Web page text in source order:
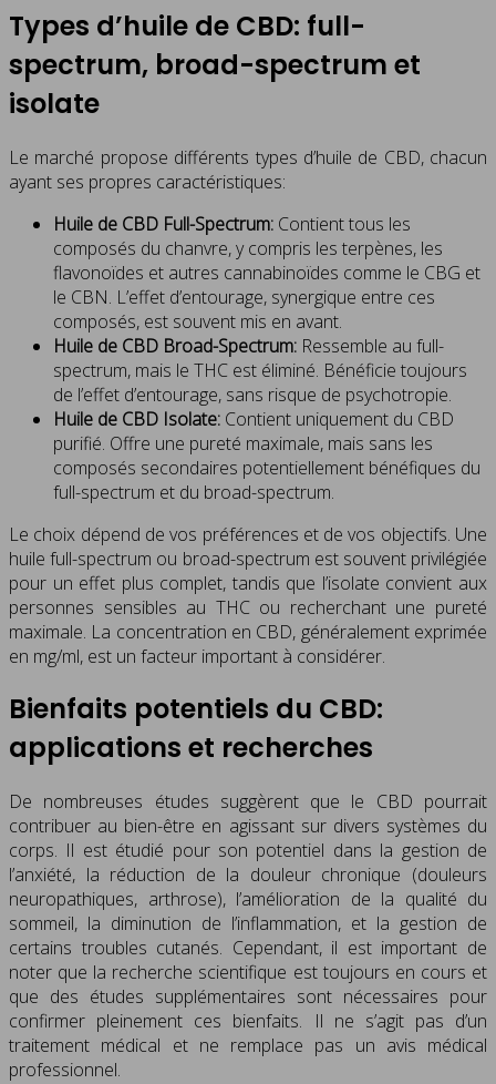
Types d’huile de CBD: full-
spectrum, broad-spectrum et
isolate
Le marché propose différents types d’huile de CBD, chacun
ayant ses propres caractéristiques:
Huile de CBD Full-Spectrum: Contient tous les
composés du chanvre, y compris les terpènes, les
flavonoïdes et autres cannabinoïdes comme le CBG et
le CBN. L’effet d’entourage, synergique entre ces
composés, est souvent mis en avant.
Huile de CBD Broad-Spectrum: Ressemble au full-
spectrum, mais le THC est éliminé. Bénéficie toujours
de l’effet d’entourage, sans risque de psychotropie.
Huile de CBD Isolate: Contient uniquement du CBD
purifié. Offre une pureté maximale, mais sans les
composés secondaires potentiellement bénéfiques du
full-spectrum et du broad-spectrum.
Le choix dépend de vos préférences et de vos objectifs. Une
huile full-spectrum ou broad-spectrum est souvent privilégiée
pour un effet plus complet, tandis que l’isolate convient aux
personnes sensibles au THC ou recherchant une pureté
maximale. La concentration en CBD, généralement exprimée
en mg/ml, est un facteur important à considérer.
Bienfaits potentiels du CBD:
applications et recherches
De nombreuses études suggèrent que le CBD pourrait
contribuer au bien-être en agissant sur divers systèmes du
corps. Il est étudié pour son potentiel dans la gestion de
l’anxiété, la réduction de la douleur chronique (douleurs
neuropathiques, arthrose), l’amélioration de la qualité du
sommeil, la diminution de l’inflammation, et la gestion de
certains troubles cutanés. Cependant, il est important de
noter que la recherche scientifique est toujours en cours et
que des études supplémentaires sont nécessaires pour
confirmer pleinement ces bienfaits. Il ne s’agit pas d’un
traitement médical et ne remplace pas un avis médical
professionnel.